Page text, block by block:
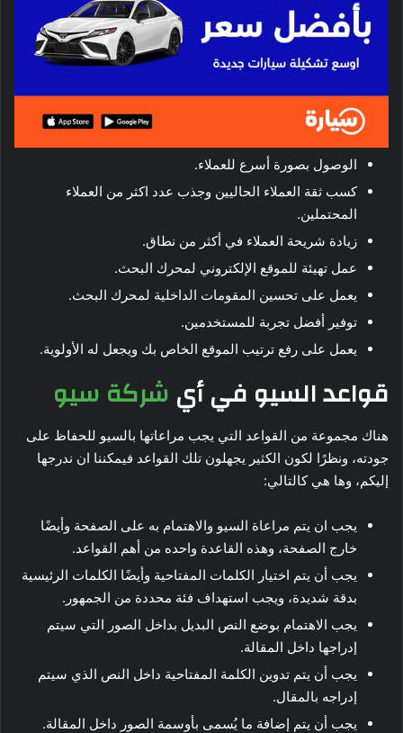
الوصول بصورة أسرع للعملاء.
كسب ثقة العملاء الحاليين وجذب عدد اكثر من العملاء
المحتملين.
زيادة شريحة العملاء في أكثر من نطاق.
عمل تهيئة للموقع الإلكتروني لمحرك البحث.
يعمل على تحسين المقومات الداخلية لمحرك البحث.
توفير أفضل تجربة للمستخدمين.
يعمل على رفع ترتيب الموقع الخاص بك ويجعل له الأولوية.
قواعد السيو في أي شركة سيو
هناك مجموعة من القواعد التي يجب مراعاتها بالسيو للحفاظ على
جودته، ونظرًا لكون الكثير يجهلون تلك القواعد فيمكننا ان ندرجها
إليكم، وها هي كالتالي:
يجب ان يتم مراعاة السيو والاهتمام به على الصفحة وأيضًا
خارج الصفحة، وهذه القاعدة واحده من أهم القواعد.
يجب أن يتم اختيار الكلمات المفتاحية وأيضًا الكلمات الرئيسية
بدقة شديدة، ويجب استهداف فئة محددة من الجمهور.
يجب الاهتمام بوضع النص البديل بداخل الصور التي سيتم
إدراجها داخل المقالة.
يجب أن يتم تدوين الكلمة المفتاحية داخل النص الذي سيتم
إدراجه بالمقال.
يجب أن يتم إضافة ما يُسمى بأوسمة الصور داخل المقالة.